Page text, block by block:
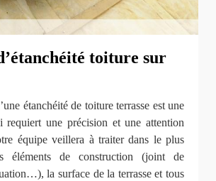
toiture sur
étanchéité de toiture terrasse est une
requiert une précision et une attention
équipe veillera à traiter dans le plus
éléments de construction (joint de
la surface de la terrasse et tous